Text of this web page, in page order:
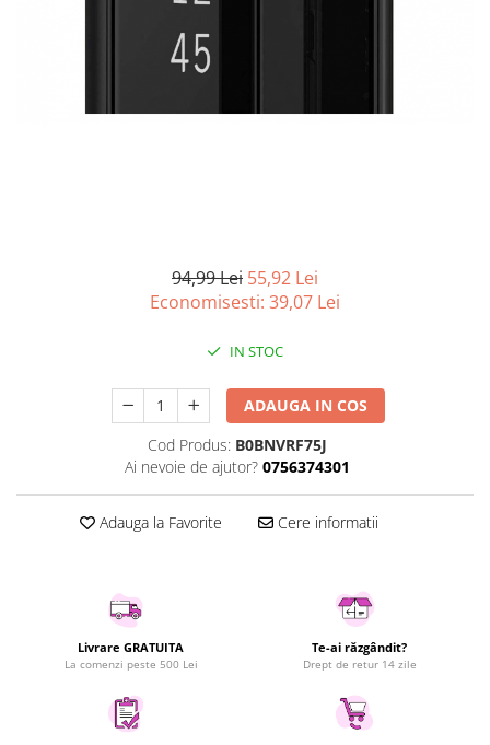
Mobila gradina & terasa
Utilaje si materiale de constructii
Laptopuri si Accesorii
Telefoane Mobile & accesorii
Wearable & Gadgeturi
Electrocasnice & Climatizare
Accesorii si piese masini spalat
Aparate Frigorifice
Aparate Racire Aer
Aragaze si cuptoare cu microunde
94,99 Lei 55,92 Lei
Economisesti: 39,07 Lei
IN STOC
ADAUGA IN COS
Cod Produs: B0BNVRF75J
Ai nevoie de ajutor? 0756374301
Adauga la Favorite Cere informatii
Livrare GRATUITA
La comenzi peste 500 Lei
Te-ai răzgândit?
Drept de retur 14 zile